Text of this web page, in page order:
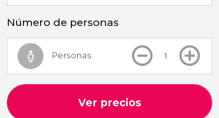
Número de personas
Personas
Ver precios